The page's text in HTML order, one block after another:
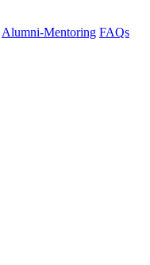
Alumni-Mentoring FAQs